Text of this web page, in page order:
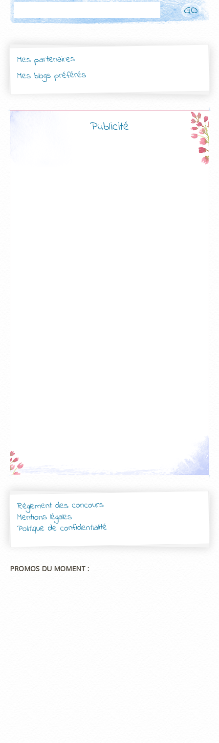
Mes partenaires
Mes blogs préférés
Publicité
Règlement des concours
Mentions légales
Politique de confidentialité
PROMOS DU MOMENT :